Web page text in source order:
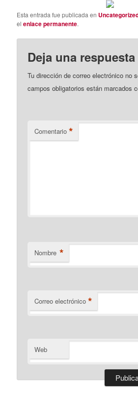
Esta entrada fue publicada en
elenlace permanente.
Deja una respuesta
Tu dirección de correo electrónico no
campos obligatorios están marcados
Comentario *
Nombre *
Correo electrónico *
Web